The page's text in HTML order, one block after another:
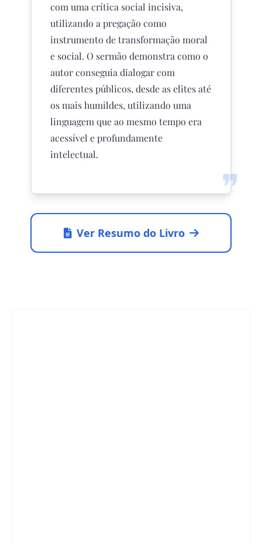
❞
com uma crítica social incisiva,
utilizando a pregação como
instrumento de transformação moral
e social. O sermão demonstra como o
autor conseguia dialogar com
diferentes públicos, desde as elites até
os mais humildes, utilizando uma
linguagem que ao mesmo tempo era
acessível e profundamente
intelectual.
Ver Resumo do Livro